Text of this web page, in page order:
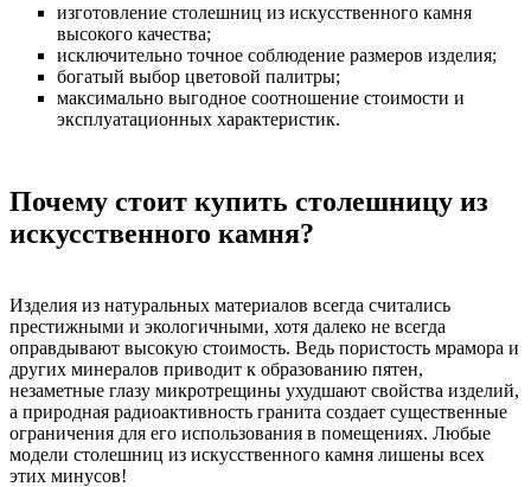
изготовление столешниц из искусственного камня
высокого качества;
исключительно точное соблюдение размеров изделия;
богатый выбор цветовой палитры;
максимально выгодное соотношение стоимости и
эксплуатационных характеристик.
Почему стоит купить столешницу из
искусственного камня?
Изделия из натуральных материалов всегда считались
престижными и экологичными, хотя далеко не всегда
оправдывают высокую стоимость. Ведь пористость мрамора и
других минералов приводит к образованию пятен,
незаметные глазу микротрещины ухудшают свойства изделий,
а природная радиоактивность гранита создает существенные
ограничения для его использования в помещениях. Любые
модели столешниц из искусственного камня лишены всех
этих минусов!